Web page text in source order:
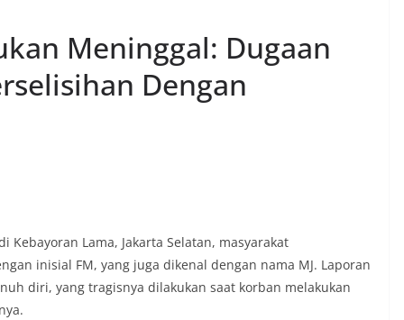
Meninggal: Dugaan
Dengan
Lama, Jakarta Selatan, masyarakat
inisial FM, yang juga dikenal dengan nama MJ. Laporan
diri, yang tragisnya dilakukan saat korban melakukan